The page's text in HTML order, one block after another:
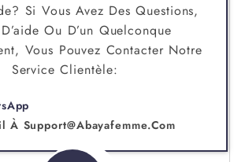
Si Vous Avez Des Questions,
Ou D’un Quelconque
Vous Pouvez Contacter Notre
Service Clientèle:
À Support@abayafemme.com